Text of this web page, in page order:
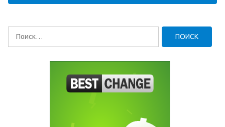
записям